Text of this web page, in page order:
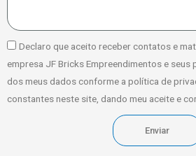
Declaro que aceito receber contatos e
empresa JF Bricks Empreendimentos e
dos meus dados conforme a política de
constantes neste site, dando meu aceite e
Enviar